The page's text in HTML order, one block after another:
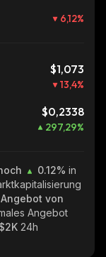
6,12%
$1,073
13,4%
$0,2338
297,29%
0.12% in
Angebot von
Angebot
$2K 24h